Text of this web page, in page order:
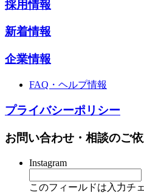
採用情報
新着情報
企業情報
FAQ・ヘルプ情報
プライバシーポリシー
お問い合わせ・相談のご
Instagram
このフィールドは入力チ